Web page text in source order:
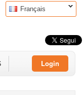
Français
Login